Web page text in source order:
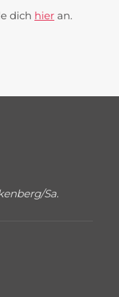
dich hier an.
Sa.